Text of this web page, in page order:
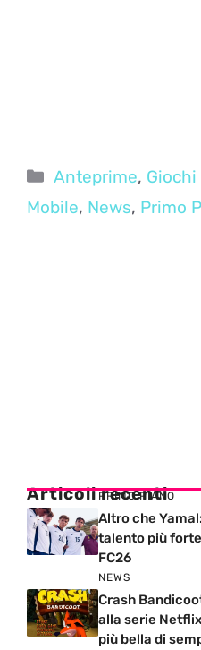
Categorie
Anteprime,
Mobile, News, Primo
Articoli recenti
PRIMO PIANO
Altro che
talento più
FC26
NEWS
Crash
alla serie
più bella di